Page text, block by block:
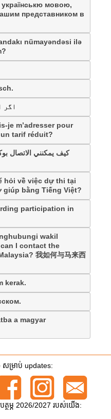
мовою,
представником в
nümayəndəsi ilə
اگر
je m’adresser pour
tarif réduit?
كيف يمكنني الاتصال
hỏi về việc dự thi tại
giúp bằng Tiếng Việt?
participation in
wakil
I contact the
我如何与马来西
kerak.
a magyar
ម្រាប់ updates:
ថម្ភ 2026/2027 របស់យើង: